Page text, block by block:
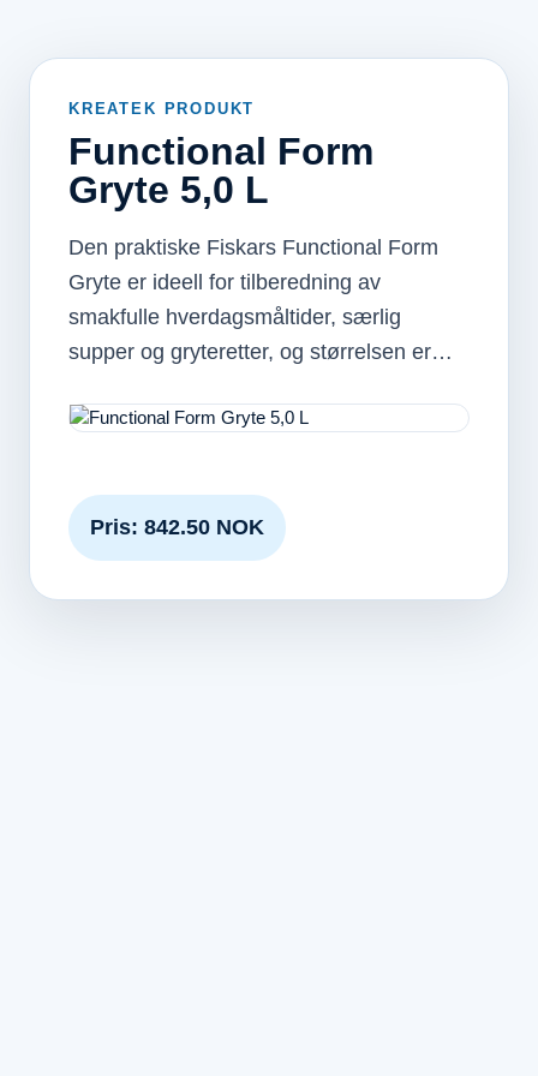
KREATEK PRODUKT
Functional Form
Gryte 5,0 L
Den praktiske Fiskars Functional Form
Gryte er ideell for tilberedning av
smakfulle hverdagsmåltider, særlig
supper og gryteretter, og størrelsen er…
Pris: 842.50 NOK